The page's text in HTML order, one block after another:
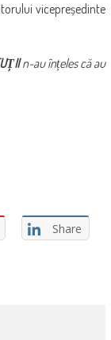
vicepreședinte
n-au înțeles că au
Share